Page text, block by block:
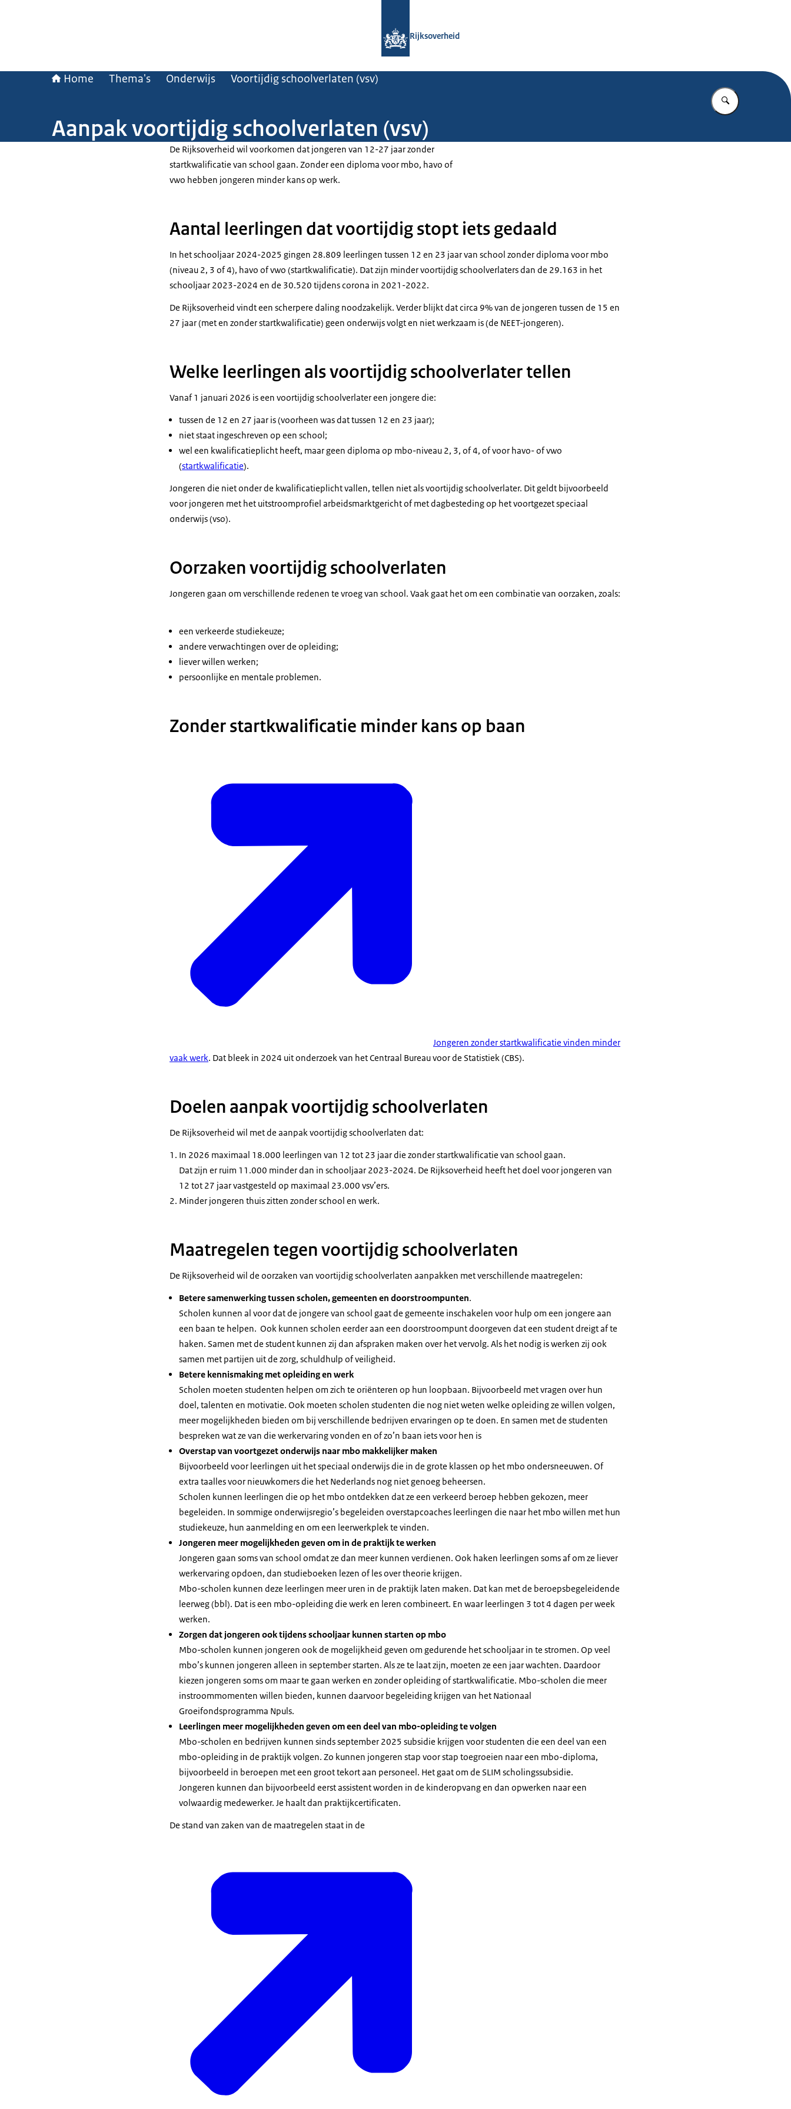
Rijksoverheid
Home Thema's Onderwijs Voortijdig schoolverlaten (vsv)
Vul in wat u
Aanpak voortijdig schoolverlaten (vsv)
De Rijksoverheid wil voorkomen dat jongeren van 12-27 jaar zonder
startkwalificatie van school gaan. Zonder een diploma voor mbo, havo of
vwo hebben jongeren minder kans op werk.
Aantal leerlingen dat voortijdig stopt iets gedaald
In het schooljaar 2024-2025 gingen 28.809 leerlingen tussen 12 en 23 jaar van school zonder diploma voor mbo
(niveau 2, 3 of 4), havo of vwo (startkwalificatie). Dat zijn minder voortijdig schoolverlaters dan de 29.163 in het
schooljaar 2023-2024 en de 30.520 tijdens corona in 2021-2022.
De Rijksoverheid vindt een scherpere daling noodzakelijk. Verder blijkt dat circa 9% van de jongeren tussen de 15 en
27 jaar (met en zonder startkwalificatie) geen onderwijs volgt en niet werkzaam is (de NEET-jongeren).
Welke leerlingen als voortijdig schoolverlater tellen
Vanaf 1 januari 2026 is een voortijdig schoolverlater een jongere die:
tussen de 12 en 27 jaar is (voorheen was dat tussen 12 en 23 jaar);
niet staat ingeschreven op een school;
wel een kwalificatieplicht heeft, maar geen diploma op mbo-niveau 2, 3, of 4, of voor havo- of vwo
(startkwalificatie).
Jongeren die niet onder de kwalificatieplicht vallen, tellen niet als voortijdig schoolverlater. Dit geldt bijvoorbeeld
voor jongeren met het uitstroomprofiel arbeidsmarktgericht of met dagbesteding op het voortgezet speciaal
onderwijs (vso).
Oorzaken voortijdig schoolverlaten
Jongeren gaan om verschillende redenen te vroeg van school. Vaak gaat het om een combinatie van oorzaken, zoals:
een verkeerde studiekeuze;
andere verwachtingen over de opleiding;
liever willen werken;
persoonlijke en mentale problemen.
Zonder startkwalificatie minder kans op baan
Jongeren zonder startkwalificatie vinden minder
vaak werk. Dat bleek in 2024 uit onderzoek van het Centraal Bureau voor de Statistiek (CBS).
Doelen aanpak voortijdig schoolverlaten
De Rijksoverheid wil met de aanpak voortijdig schoolverlaten dat:
In 2026 maximaal 18.000 leerlingen van 12 tot 23 jaar die zonder startkwalificatie van school gaan.
Dat zijn er ruim 11.000 minder dan in schooljaar 2023-2024. De Rijksoverheid heeft het doel voor jongeren van
12 tot 27 jaar vastgesteld op maximaal 23.000 vsv’ers.
Minder jongeren thuis zitten zonder school en werk.
Maatregelen tegen voortijdig schoolverlaten
De Rijksoverheid wil de oorzaken van voortijdig schoolverlaten aanpakken met verschillende maatregelen:
Betere samenwerking tussen scholen, gemeenten en doorstroompunten.
Scholen kunnen al voor dat de jongere van school gaat de gemeente inschakelen voor hulp om een jongere aan
een baan te helpen. Ook kunnen scholen eerder aan een doorstroompunt doorgeven dat een student dreigt af te
haken. Samen met de student kunnen zij dan afspraken maken over het vervolg. Als het nodig is werken zij ook
samen met partijen uit de zorg, schuldhulp of veiligheid.
Betere kennismaking met opleiding en werk
Scholen moeten studenten helpen om zich te oriënteren op hun loopbaan. Bijvoorbeeld met vragen over hun
doel, talenten en motivatie. Ook moeten scholen studenten die nog niet weten welke opleiding ze willen volgen,
meer mogelijkheden bieden om bij verschillende bedrijven ervaringen op te doen. En samen met de studenten
bespreken wat ze van die werkervaring vonden en of zo’n baan iets voor hen is
Overstap van voortgezet onderwijs naar mbo makkelijker maken
Bijvoorbeeld voor leerlingen uit het speciaal onderwijs die in de grote klassen op het mbo ondersneeuwen. Of
extra taalles voor nieuwkomers die het Nederlands nog niet genoeg beheersen.
Scholen kunnen leerlingen die op het mbo ontdekken dat ze een verkeerd beroep hebben gekozen, meer
begeleiden. In sommige onderwijsregio’s begeleiden overstapcoaches leerlingen die naar het mbo willen met hun
studiekeuze, hun aanmelding en om een leerwerkplek te vinden.
Jongeren meer mogelijkheden geven om in de praktijk te werken
Jongeren gaan soms van school omdat ze dan meer kunnen verdienen. Ook haken leerlingen soms af om ze liever
werkervaring opdoen, dan studieboeken lezen of les over theorie krijgen.
Mbo-scholen kunnen deze leerlingen meer uren in de praktijk laten maken. Dat kan met de beroepsbegeleidende
leerweg (bbl). Dat is een mbo-opleiding die werk en leren combineert. En waar leerlingen 3 tot 4 dagen per week
werken.
Zorgen dat jongeren ook tijdens schooljaar kunnen starten op mbo
Mbo-scholen kunnen jongeren ook de mogelijkheid geven om gedurende het schooljaar in te stromen. Op veel
mbo’s kunnen jongeren alleen in september starten. Als ze te laat zijn, moeten ze een jaar wachten. Daardoor
kiezen jongeren soms om maar te gaan werken en zonder opleiding of startkwalificatie. Mbo-scholen die meer
instroommomenten willen bieden, kunnen daarvoor begeleiding krijgen van het Nationaal
Groeifondsprogramma Npuls.
Leerlingen meer mogelijkheden geven om een deel van mbo-opleiding te volgen
Mbo-scholen en bedrijven kunnen sinds september 2025 subsidie krijgen voor studenten die een deel van een
mbo-opleiding in de praktijk volgen. Zo kunnen jongeren stap voor stap toegroeien naar een mbo-diploma,
bijvoorbeeld in beroepen met een groot tekort aan personeel. Het gaat om de SLIM scholingssubsidie.
Jongeren kunnen dan bijvoorbeeld eerst assistent worden in de kinderopvang en dan opwerken naar een
volwaardig medewerker. Je haalt dan praktijkcertificaten.
De stand van zaken van de maatregelen staat in de